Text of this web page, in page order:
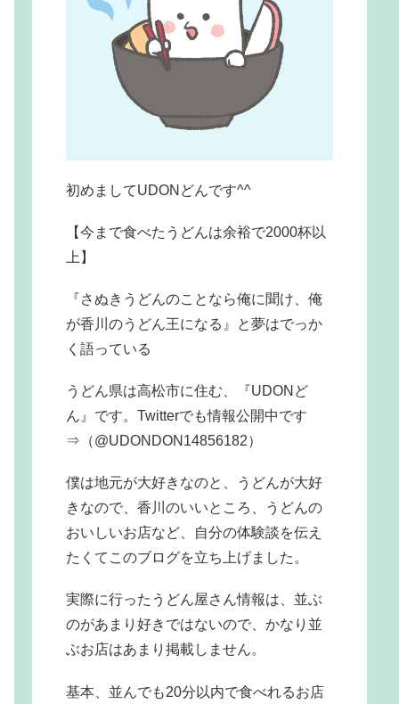
初めましてUDONどんです^^
【今まで食べたうどんは余裕で2000杯以
上】
『さぬきうどんのことなら俺に聞け、俺
が香川のうどん王になる』と夢はでっか
く語っている
うどん県は高松市に住む、『UDONど
ん』です。Twitterでも情報公開中です
⇒（@UDONDON14856182）
僕は地元が大好きなのと、うどんが大好
きなので、香川のいいところ、うどんの
おいしいお店など、自分の体験談を伝え
たくてこのブログを立ち上げました。
実際に行ったうどん屋さん情報は、並ぶ
のがあまり好きではないので、かなり並
ぶお店はあまり掲載しません。
基本、並んでも20分以内で食べれるお店